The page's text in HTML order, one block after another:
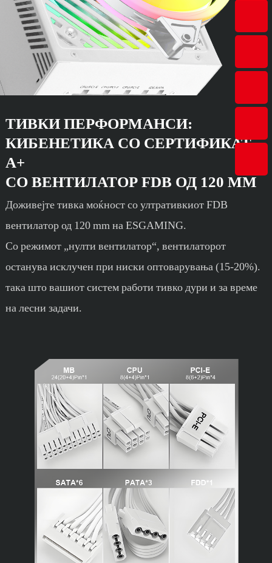
ТИВКИ ПЕРФОРМАНСИ:
КИБЕНЕТИКА СО СЕРТИФИКАТ
А+
СО ВЕНТИЛАТОР FDB ОД 120 ММ
Доживејте тивка моќност со ултративкиот FDB
вентилатор од 120 mm на ESGAMING.
Со режимот „нулти вентилатор“, вентилаторот
останува исклучен при ниски оптоварувања (15-20%).
така што вашиот систем работи тивко дури и за време
на лесни задачи.